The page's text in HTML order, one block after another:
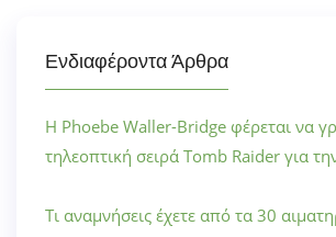
Ενδιαφέροντα Άρθρα
Η Phoebe Waller-Bridge φέρεται να
τηλεοπτική σειρά Tomb Raider για
Τι αναμνήσεις έχετε από τα 30